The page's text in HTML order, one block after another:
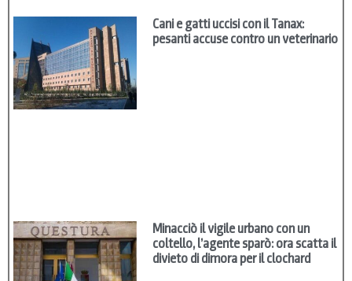
Cani e gatti uccisi con il Tanax:
pesanti accuse contro un veterinario
Minacciò il vigile urbano con un
coltello, l’agente sparò: ora scatta il
divieto di dimora per il clochard